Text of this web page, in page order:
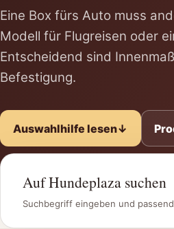
Eine Box fürs Auto muss
Modell für Flugreisen oder
Entscheidend sind
Befestigung.
Auswahlhilfe lesen↓
Auf Hundeplaza suchen
Suchbegriff eingeben und